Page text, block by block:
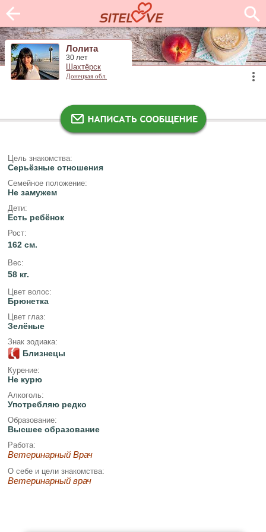
Лолита
30 лет
Шахтёрск
Донецкая обл.
Цель знакомства:
Серьёзные отношения
Семейное положение:
Не замужем
Дети:
Есть ребёнок
Рост:
162 см.
Вес:
58 кг.
Цвет волос:
Брюнетка
Цвет глаз:
Зелёные
Знак зодиака:
Близнецы
Курение:
Не курю
Алкоголь:
Употребляю редко
Образование:
Высшее образование
Работа:
Ветеринарный Врач
О себе и цели знакомства:
Ветеринарный врач